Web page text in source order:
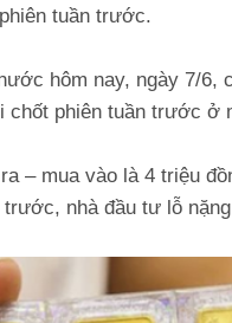
tuần trước.
hôm nay, ngày 7/6,
chốt phiên tuần trước ở
– mua vào là 4 triệu
nhà đầu tư lỗ